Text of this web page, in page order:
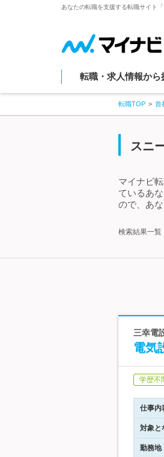
あなたの転職を支援する転職サイト
転職・求人情報から
転職TOP 首
スニ
マイナビ
ているあ
ので、あ
検索結果一覧
三幸電
電気
学歴不
仕事内
対象と
勤務地